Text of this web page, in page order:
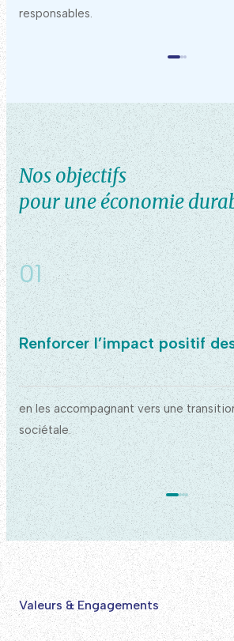
responsables.
Nos objectifs
pour une économie
01
Renforcer l’impact positif
en les accompagnant vers une
sociétale.
Valeurs & Engagements